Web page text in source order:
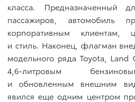
класса. Предназначенный
пассажиров, автомобиль
корпоративным клиентам,
и стиль. Наконец, флагман
модельного ряда Toyota,
4,6-литровым
и обновленным внешним
явился еще одним центром